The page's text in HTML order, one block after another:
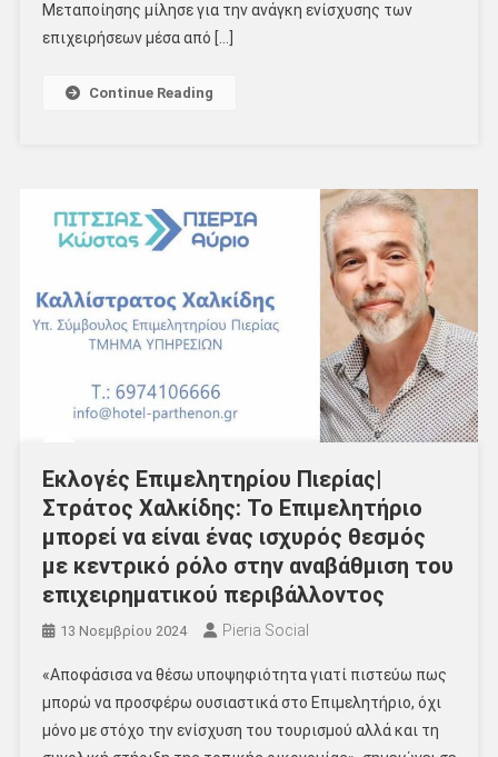
Μεταποίησης μίλησε για την ανάγκη ενίσχυσης των
επιχειρήσεων μέσα από […]
Continue Reading
Εκλογές Επιμελητηρίου Πιερίας|
Στράτος Χαλκίδης: Το Επιμελητήριο
μπορεί να είναι ένας ισχυρός θεσμός
με κεντρικό ρόλο στην αναβάθμιση του
επιχειρηματικού περιβάλλοντος
13 Νοεμβρίου 2024 Pieria Social
«Αποφάσισα να θέσω υποψηφιότητα γιατί πιστεύω πως
μπορώ να προσφέρω ουσιαστικά στο Επιμελητήριο, όχι
μόνο με στόχο την ενίσχυση του τουρισμού αλλά και τη